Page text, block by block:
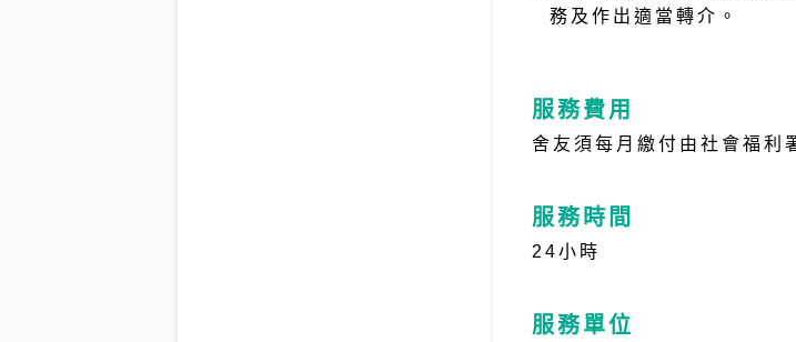
務及作出適當轉介。
服務費用
舍友須每月繳付由社會福利
服務時間
24小時
服務單位